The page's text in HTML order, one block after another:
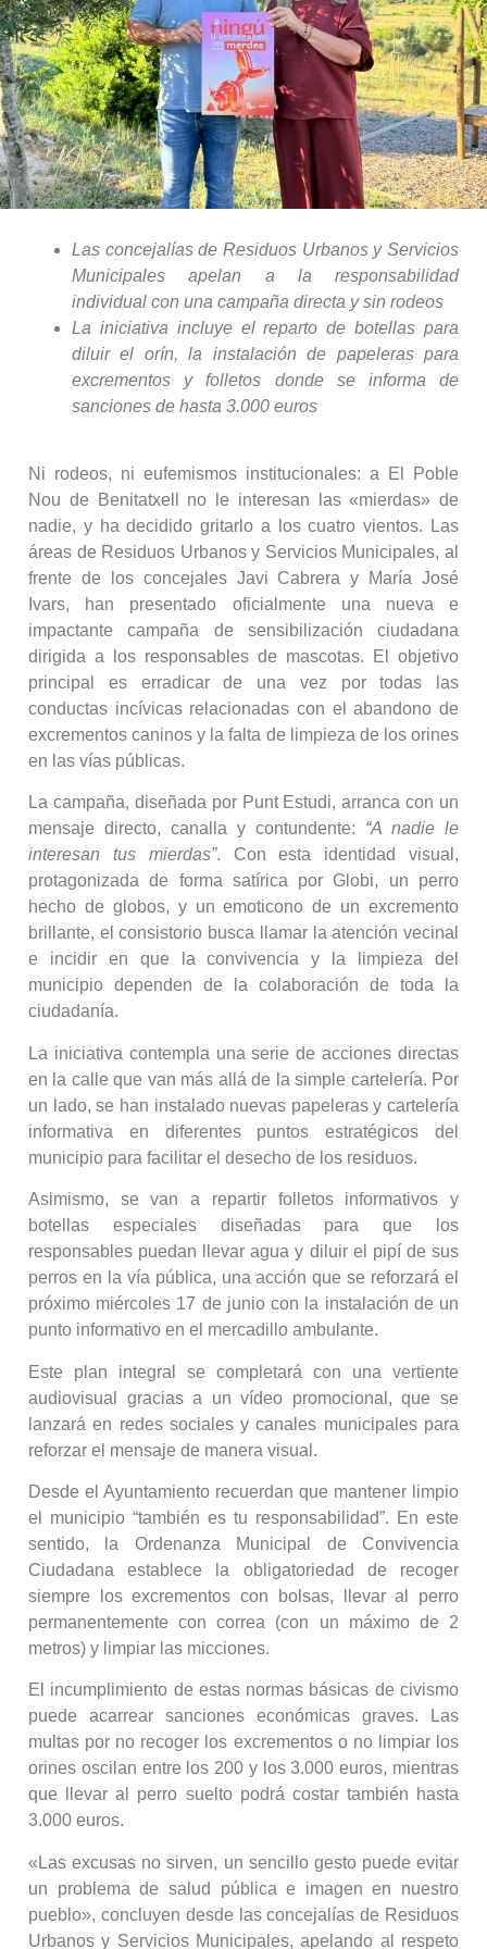
Las concejalías de Residuos Urbanos y Servicios
Municipales apelan a la responsabilidad
individual con una campaña directa y sin rodeos
La iniciativa incluye el reparto de botellas para
diluir el orín, la instalación de papeleras para
excrementos y folletos donde se informa de
sanciones de hasta 3.000 euros
Ni rodeos, ni eufemismos institucionales: a El Poble
Nou de Benitatxell no le interesan las «mierdas» de
nadie, y ha decidido gritarlo a los cuatro vientos. Las
áreas de Residuos Urbanos y Servicios Municipales, al
frente de los concejales Javi Cabrera y María José
Ivars, han presentado oficialmente una nueva e
impactante campaña de sensibilización ciudadana
dirigida a los responsables de mascotas. El objetivo
principal es erradicar de una vez por todas las
conductas incívicas relacionadas con el abandono de
excrementos caninos y la falta de limpieza de los orines
en las vías públicas.
La campaña, diseñada por Punt Estudi, arranca con un
mensaje directo, canalla y contundente: “A nadie le
interesan tus mierdas”. Con esta identidad visual,
protagonizada de forma satírica por Globi, un perro
hecho de globos, y un emoticono de un excremento
brillante, el consistorio busca llamar la atención vecinal
e incidir en que la convivencia y la limpieza del
municipio dependen de la colaboración de toda la
ciudadanía.
La iniciativa contempla una serie de acciones directas
en la calle que van más allá de la simple cartelería. Por
un lado, se han instalado nuevas papeleras y cartelería
informativa en diferentes puntos estratégicos del
municipio para facilitar el desecho de los residuos.
Asimismo, se van a repartir folletos informativos y
botellas especiales diseñadas para que los
responsables puedan llevar agua y diluir el pipí de sus
perros en la vía pública, una acción que se reforzará el
próximo miércoles 17 de junio con la instalación de un
punto informativo en el mercadillo ambulante.
Este plan integral se completará con una vertiente
audiovisual gracias a un vídeo promocional, que se
lanzará en redes sociales y canales municipales para
reforzar el mensaje de manera visual.
Desde el Ayuntamiento recuerdan que mantener limpio
el municipio “también es tu responsabilidad”. En este
sentido, la Ordenanza Municipal de Convivencia
Ciudadana establece la obligatoriedad de recoger
siempre los excrementos con bolsas, llevar al perro
permanentemente con correa (con un máximo de 2
metros) y limpiar las micciones.
El incumplimiento de estas normas básicas de civismo
puede acarrear sanciones económicas graves. Las
multas por no recoger los excrementos o no limpiar los
orines oscilan entre los 200 y los 3.000 euros, mientras
que llevar al perro suelto podrá costar también hasta
3.000 euros.
«Las excusas no sirven, un sencillo gesto puede evitar
un problema de salud pública e imagen en nuestro
pueblo», concluyen desde las concejalías de Residuos
Urbanos y Servicios Municipales, apelando al respeto